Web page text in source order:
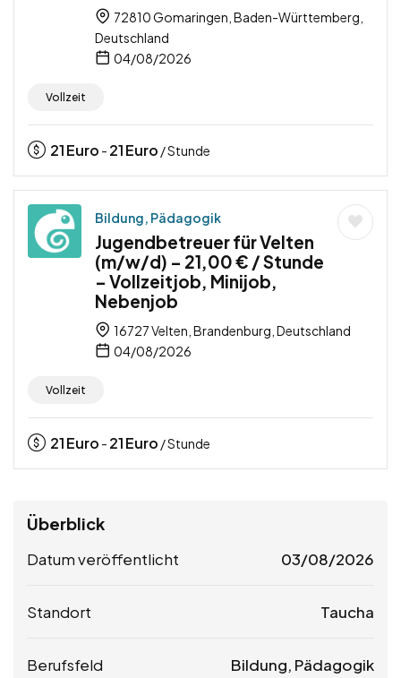
72810 Gomaringen, Baden-Württemberg,
Deutschland
04/08/2026
Vollzeit
21Euro - 21Euro / Stunde
Bildung, Pädagogik
Jugendbetreuer für Velten
(m/w/d) – 21,00 € / Stunde
– Vollzeitjob, Minijob,
Nebenjob
16727 Velten, Brandenburg, Deutschland
04/08/2026
Vollzeit
21Euro - 21Euro / Stunde
Überblick
Datum veröffentlicht 03/08/2026
Standort Taucha
Berufsfeld Bildung, Pädagogik